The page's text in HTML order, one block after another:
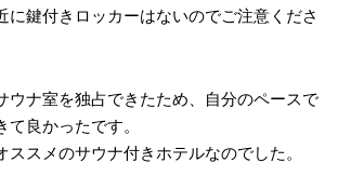
に鍵付きロッカーはないのでご注意くださ
ウナ室を独占できたため、自分のペースで
良かったです。
ススメのサウナ付きホテルなのでした。